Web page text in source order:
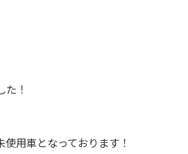
！
用車となっております！